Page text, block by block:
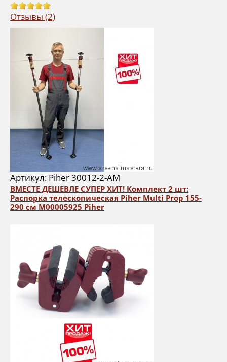
Отзывы (2)
Артикул: Piher 30012-2-AM
ВМЕСТЕ ДЕШЕВЛЕ СУПЕР ХИТ! Комплект 2 шт:
Распорка телескопическая Piher Multi Prop 155-
290 см М00005925 Piher